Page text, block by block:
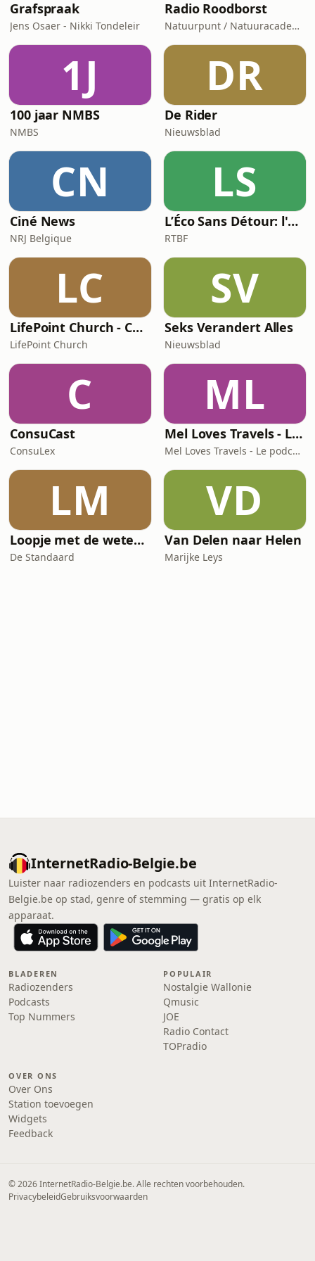
Grafspraak
Jens Osaer - Nikki Tondeleir
Radio Roodborst
Natuurpunt / Natuuracademie
1J
100 jaar NMBS
NMBS
DR
De Rider
Nieuwsblad
CN
Ciné News
NRJ Belgique
LS
L’Éco Sans Détour: l'actualité économique
RTBF
LC
LifePoint Church - Campus de Bruxelles
LifePoint Church
SV
Seks Verandert Alles
Nieuwsblad
C
ConsuCast
ConsuLex
ML
Mel Loves Travels - Le podcast belge du voyage
Mel Loves Travels - Le podcast belge du voyage
LM
Loopje met de wetenschap
De Standaard
VD
Van Delen naar Helen
Marijke Leys
InternetRadio-Belgie.be
Luister naar radiozenders en podcasts uit InternetRadio-
Belgie.be op stad, genre of stemming — gratis op elk
apparaat.
BLADEREN
Radiozenders
Podcasts
Top Nummers
POPULAIR
Nostalgie Wallonie
Qmusic
JOE
Radio Contact
TOPradio
OVER ONS
Over Ons
Station toevoegen
Widgets
Feedback
© 2026 InternetRadio-Belgie.be. Alle rechten voorbehouden.
PrivacybeleidGebruiksvoorwaarden